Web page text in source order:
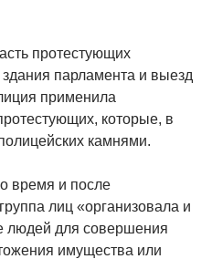
протестующих
парламента и выезд
применила
которые, в
камнями.
время и после
лиц «организовала и
людей для совершения
имущества или